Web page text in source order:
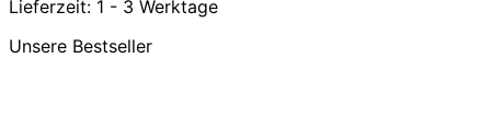
Lieferzeit: 1 - 3 Werktage
Unsere Bestseller